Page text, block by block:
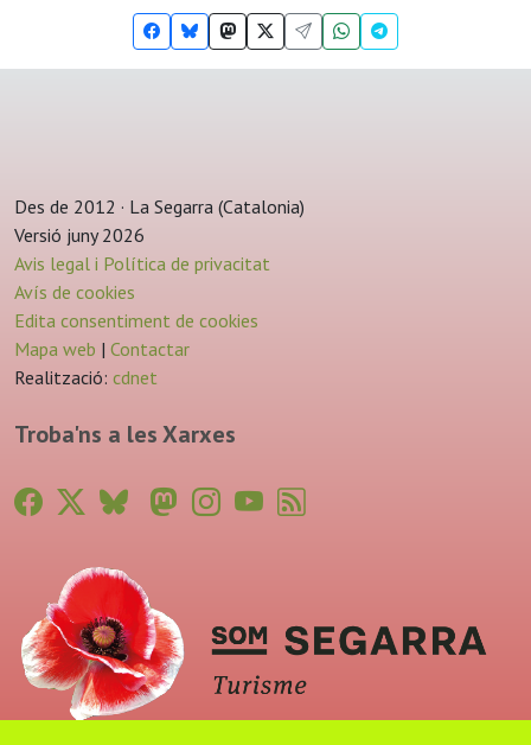
Des de 2012 · La Segarra (Catalonia)
Versió juny 2026
Avis legal i Política de privacitat
Avís de cookies
Edita consentiment de cookies
Mapa web | Contactar
Realització: cdnet
Troba'ns a les Xarxes